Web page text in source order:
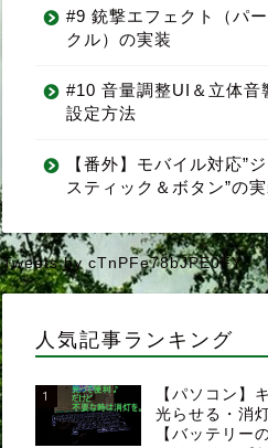
#9 銃撃エフェクト（パー
クル）の実装
#10 音量調整UI＆立体音
設定方法
【番外】モバイル対応”
スティック＆ボタン”の
Tweets by cTnPFe78bJPE0FY
人気記事ランキング
1
【パソコン】
光らせる・消
【バッテリー